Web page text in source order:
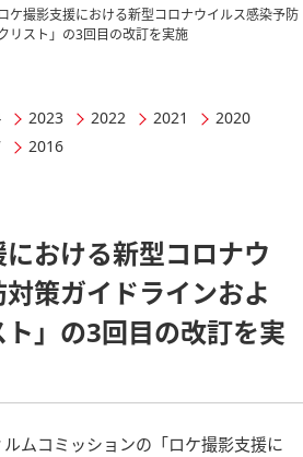
ケ撮影支援における新型コロナウイルス感染予防
リスト」の3回目の改訂を実施
2023 2022 2021
2020
2016
における新型コロナウ
策ガイドラインおよ
」の3回目の改訂を実
ムコミッションの「ロケ撮影支援に